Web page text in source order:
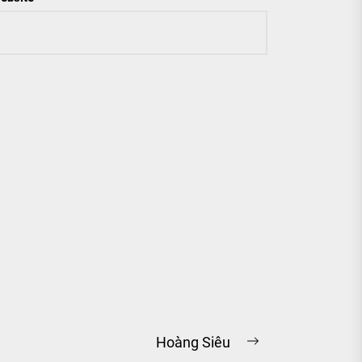
Hoàng Siêu